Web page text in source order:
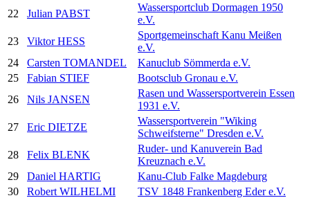
22
Julian PABST
Wassersportclub Dormagen 1950
e.V.
23
Viktor HESS
Sportgemeinschaft Kanu Meißen
e.V.
24
Carsten TOMANDEL
Kanuclub Sömmerda e.V.
25
Fabian STIEF
Bootsclub Gronau e.V.
26
Nils JANSEN
Rasen und Wassersportverein Essen
1931 e.V.
27
Eric DIETZE
Wassersportverein "Wiking
Schweifsterne" Dresden e.V.
28
Felix BLENK
Ruder- und Kanuverein Bad
Kreuznach e.V.
29
Daniel HARTIG
Kanu-Club Falke Magdeburg
30
Robert WILHELMI
TSV 1848 Frankenberg Eder e.V.